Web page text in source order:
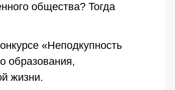
общества? Тогда
«Неподкупность
образования,
жизни.